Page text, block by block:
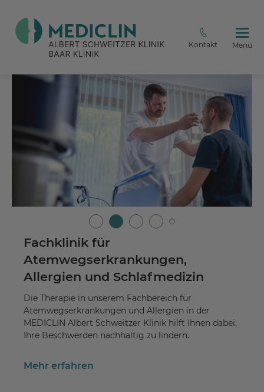
Kontakt Menü
Fachklinik für
Atemwegserkrankungen,
Allergien und Schlafmedizin
Die Therapie in unserem Fachbereich für
Atemwegserkrankungen und Allergien in der
MEDICLIN Albert Schweitzer Klinik hilft Ihnen dabei,
Ihre Beschwerden nachhaltig zu lindern.
Mehr erfahren